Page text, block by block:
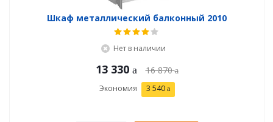
Шкаф металлический балконный 2010
Нет в наличии
13 330 16 870
Экономия 3 540